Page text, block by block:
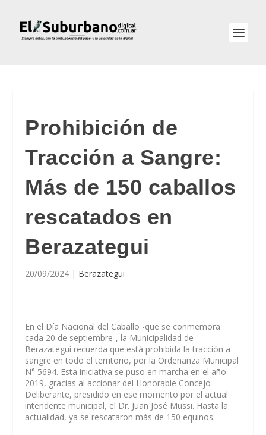
Prohibición de
Tracción a Sangre:
Más de 150 caballos
rescatados en
Berazategui
20/09/2024 | Berazategui
En el Día Nacional del Caballo -que se conmemora
cada 20 de septiembre-, la Municipalidad de
Berazategui recuerda que está prohibida la tracción a
sangre en todo el territorio, por la Ordenanza Municipal
N° 5694. Esta iniciativa se puso en marcha en el año
2019, gracias al accionar del Honorable Concejo
Deliberante, presidido en ese momento por el actual
intendente municipal, el Dr. Juan José Mussi. Hasta la
actualidad, ya se rescataron más de 150 equinos.